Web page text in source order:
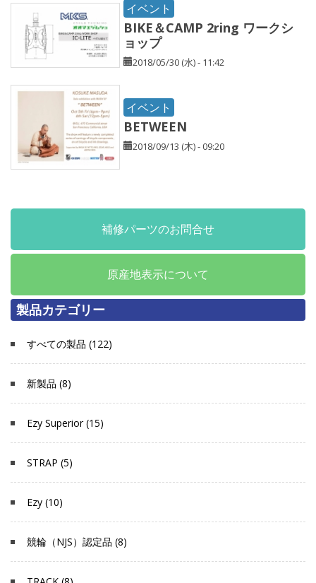
イベント
BIKE＆CAMP 2ring ワークシ
ョップ
2018/05/30 (水) - 11:42
イベント
BETWEEN
2018/09/13 (木) - 09:20
補修パーツのお問合せ
原産地表示について
製品カテゴリー
すべての製品 (122)
新製品 (8)
Ezy Superior (15)
STRAP (5)
Ezy (10)
競輪（NJS）認定品 (8)